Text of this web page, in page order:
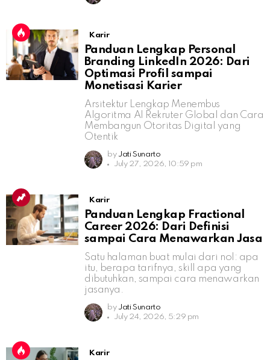
Karir
Panduan Lengkap Personal
Branding LinkedIn 2026: Dari
Optimasi Profil sampai
Monetisasi Karier
Arsitektur Lengkap Menembus
Algoritma AI Rekruter Global dan Cara
Membangun Otoritas Digital yang
Otentik
by Jati Sunarto
July 27, 2026, 10:59 pm
Karir
Panduan Lengkap Fractional
Career 2026: Dari Definisi
sampai Cara Menawarkan Jasa
Satu halaman buat mulai dari nol: apa
itu, berapa tarifnya, skill apa yang
dibutuhkan, sampai cara menawarkan
jasanya.
by Jati Sunarto
July 24, 2026, 5:29 pm
Karir